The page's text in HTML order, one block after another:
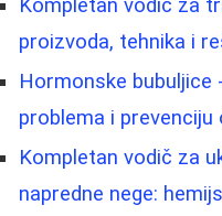
Kompletan vodič za
proizvoda, tehnika i
Hormonske bubuljice
problema i prevenciju
Kompletan vodič za
napredne nege: